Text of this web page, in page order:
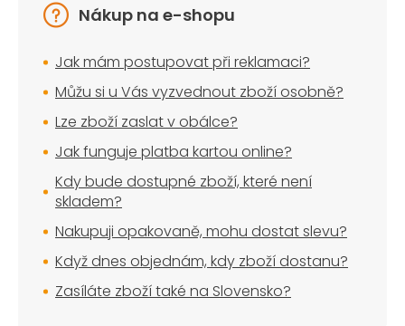
Nákup na e-shopu
Jak mám postupovat při reklamaci?
Můžu si u Vás vyzvednout zboží osobně?
Lze zboží zaslat v obálce?
Jak funguje platba kartou online?
Kdy bude dostupné zboží, které není
skladem?
Nakupuji opakovaně, mohu dostat slevu?
Když dnes objednám, kdy zboží dostanu?
Zasíláte zboží také na Slovensko?